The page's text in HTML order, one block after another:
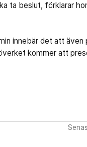
ta beslut, förklarar
innebär det att
kommer att